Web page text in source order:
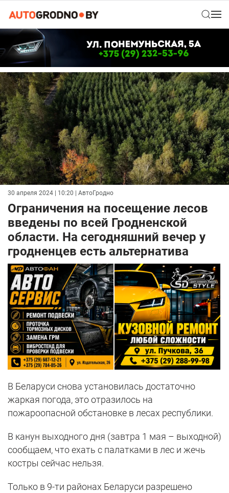
30 апреля 2024 | 10:20 | АвтоГродно
Ограничения на посещение лесов
введены по всей Гродненской
области. На сегодняшний вечер у
гродненцев есть альтернатива
В Беларуси снова установилась достаточно
жаркая погода, это отразилось на
пожароопасной обстановке в лесах республики.
В канун выходного дня (завтра 1 мая – выходной)
сообщаем, что ехать с палатками в лес и жечь
костры сейчас нельзя.
Только в 9-ти районах Беларуси разрешено